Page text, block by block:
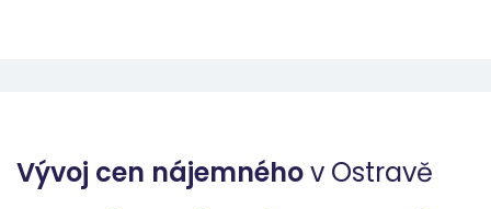
Vývoj cen nájemnéhov Ostravě